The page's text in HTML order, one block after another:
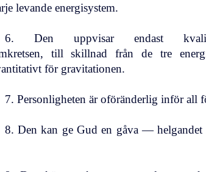
levande energisystem.
6. Den uppvisar endast
till skillnad från de tre
för gravitationen.
7. Personligheten är oföränderlig inför all
8. Den kan ge Gud en gåva —